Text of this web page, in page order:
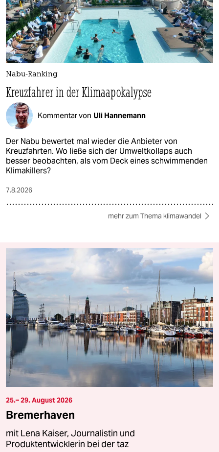
Nabu-Ranking
Kreuzfahrer in der Klimaapokalypse
Kommentar von Uli Hannemann
Der Nabu bewertet mal wieder die Anbieter von
Kreuzfahrten. Wo ließe sich der Umweltkollaps auch
besser beobachten, als vom Deck eines schwimmenden
Klimakillers?
7.8.2026
mehr zum Thema klimawandel
25.– 29. August 2026
Bremerhaven
mit Lena Kaiser, Journalistin und
Produktentwicklerin bei der taz